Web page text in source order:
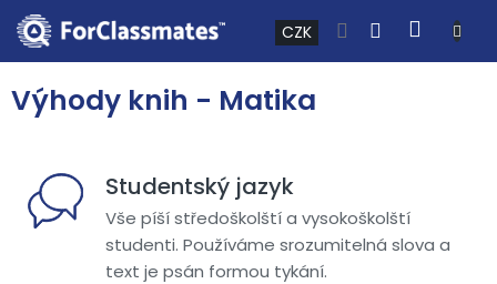
Přejít na obsah
CZK
Výhody knih - Matika
Studentský jazyk
Vše píší středoškolští a vysokoškolští
studenti. Používáme srozumitelná slova a
text je psán formou tykání.